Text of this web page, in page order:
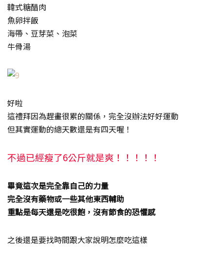
韓式糖醋肉
魚卵拌飯
海帶、豆芽菜、泡菜
牛骨湯
好啦
這禮拜因為趕畫很累的關係，完全沒辦法好好運動
但其實運動的總天數還是有四天喔！
不過已經瘦了6公斤就是爽！！！！！
畢竟這次是完全靠自己的力量
完全沒有藥物或一些其他東西輔助
重點是每天還是吃很飽，沒有節食的恐懼感
之後還是要找時間跟大家說明怎麼吃這樣